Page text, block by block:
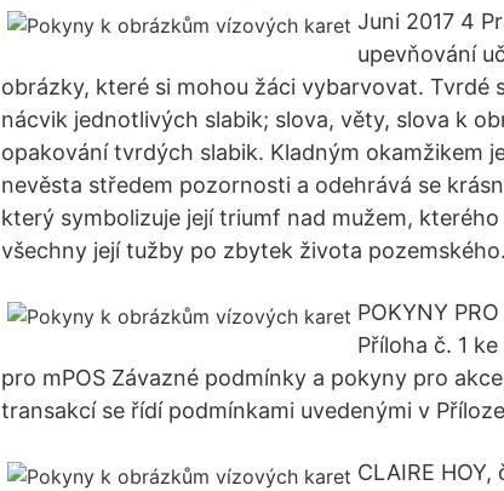
Juni 2017 4
upevňování
obrázky, které si mohou žáci vybarvovat. Tvrdé
nácvik jednotlivých slabik; slova, věty, slova k
opakování tvrdých slabik. Kladným okamžikem
nevěsta středem pozornosti a odehrává se
který symbolizuje její triumf nad mužem,
všechny její tužby po zbytek života pozemského.
POKYNY
Příloha č. 1
pro mPOS Závazné podmínky a pokyny pro
transakcí se řídí podmínkami uvedenými v
CLAIRE